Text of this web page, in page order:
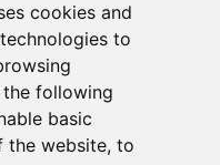
cookies and
to
following
basic
the website, to